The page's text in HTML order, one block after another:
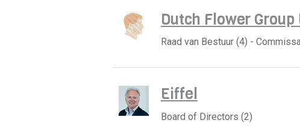
Dutch Flower Group
Raad van Bestuur (4) -
Eiffel
Board of Directors (2)